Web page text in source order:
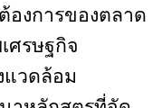
องการของตลาด
ศรษฐกิจ
แวดล้อม